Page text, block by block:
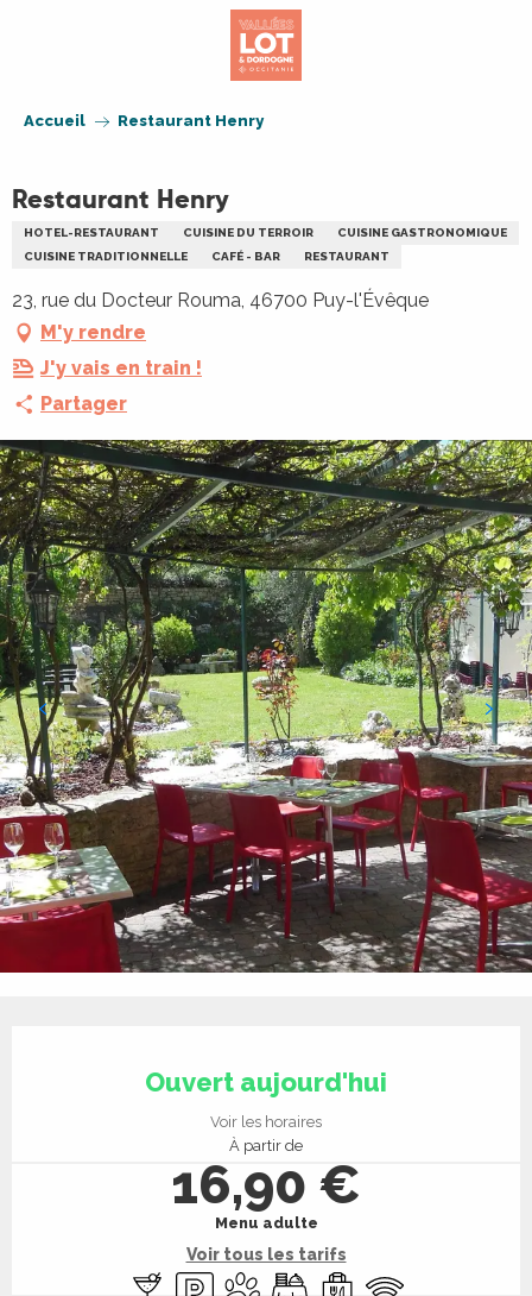
Accueil Restaurant Henry
Restaurant Henry
HOTEL-RESTAURANT CUISINE DU TERROIR
CUISINE GASTRONOMIQUE
CUISINE TRADITIONNELLE
CAFÉ - BAR RESTAURANT
23, rue du Docteur Rouma, 46700 Puy-l'Évêque
M'y rendre
J'y vais en train !
Partager
Ouvert aujourd'hui
Voir les horaires
À partir de
16,90 €
Menu adulte
Voir tous les tarifs
Bar / Buvette
ParkingAnimaux acceptés
BanquetVente à emporter
WiFi